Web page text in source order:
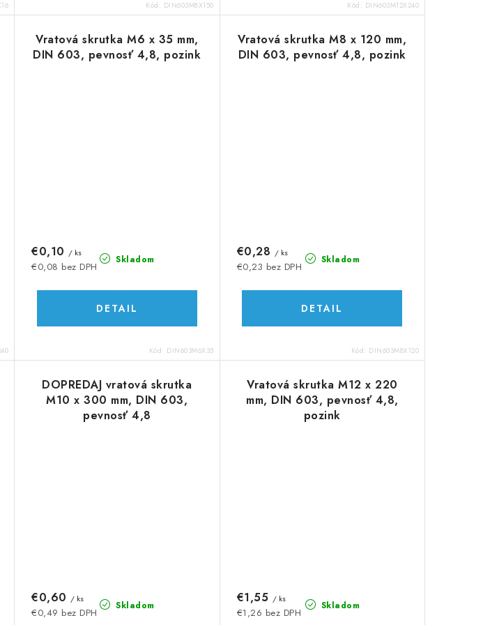
Kód: DIN603M8X150 Kód: DIN603M12X240
Vratová skrutka M6 x 35 mm,
DIN 603, pevnosť 4,8, pozink
Skladom
€0,08 bez DPH
€0,10 / ks
DETAIL
Kód: DIN603M6X35
Vratová skrutka M8 x 120 mm,
DIN 603, pevnosť 4,8, pozink
Skladom
€0,23 bez DPH
€0,28 / ks
DETAIL
Kód: DIN603M8X120
DOPREDAJ vratová skrutka
M10 x 300 mm, DIN 603,
pevnosť 4,8
Skladom
€0,49 bez DPH
€0,60 / ks
Vratová skrutka M12 x 220
mm, DIN 603, pevnosť 4,8,
pozink
Skladom
€1,26 bez DPH
€1,55 / ks